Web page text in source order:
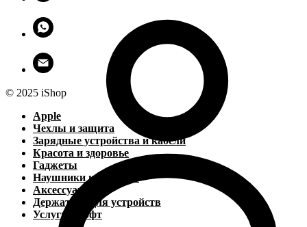
© 2025 iShop
Apple
Чехлы и защита
Зарядные устройства и кабели
Красота и здоровье
Гаджеты
Наушники и колонки
Аксессуары
Держатели для устройств
Услуги и софт